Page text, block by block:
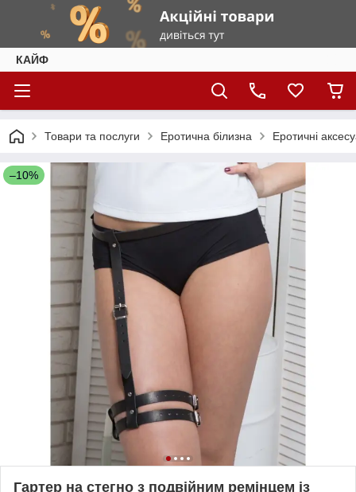
КАЙФ
Товари та послуги Еротична білизна Еротичні
–10%
Гартер на стегно з подвійним ремінцем із